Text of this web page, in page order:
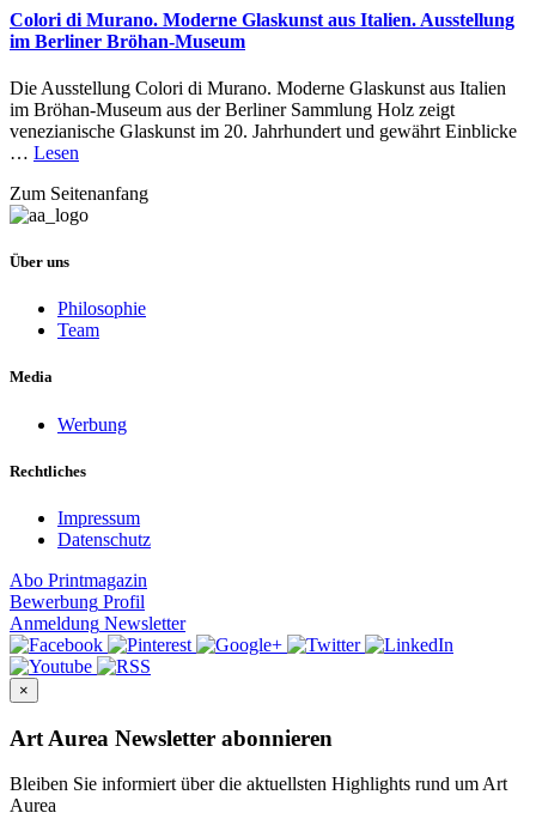
Colori di Murano. Moderne Glaskunst aus Italien. Ausstellung
im Berliner Bröhan-Museum
Die Ausstellung Colori di Murano. Moderne Glaskunst aus Italien
im Bröhan-Museum aus der Berliner Sammlung Holz zeigt
venezianische Glaskunst im 20. Jahrhundert und gewährt Einblicke
… Lesen
Zum Seitenanfang
Über uns
Philosophie
Team
Media
Werbung
Rechtliches
Impressum
Datenschutz
Abo Printmagazin
Bewerbung Profil
Anmeldung Newsletter
×
Art Aurea Newsletter abonnieren
Bleiben Sie informiert über die aktuellsten Highlights rund um Art
Aurea